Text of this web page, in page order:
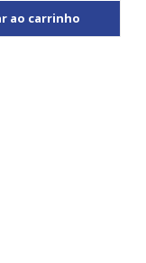
ao carrinho